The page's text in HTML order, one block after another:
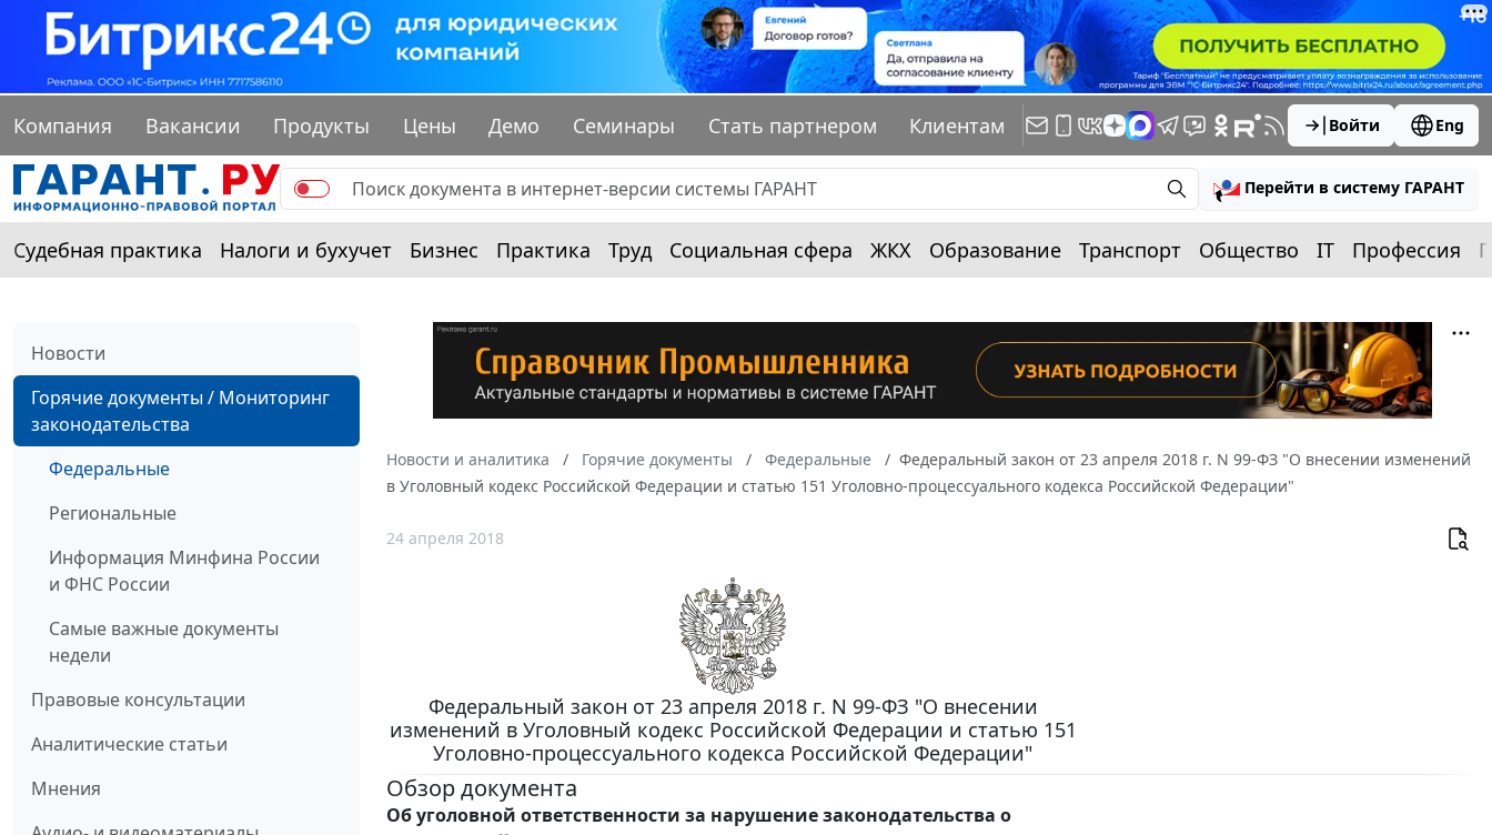
Компания Вакансии Продукты Цены Демо Семинары Стать партнером Клиентам Войти Eng
Перейти в систему ГАРАНТ
Судебная практика Налоги и бухучет Бизнес Практика Труд Социальная сфера ЖКХ Образование Транспорт Общество IT Профессия
Новости
Горячие документы / Мониторинг
законодательства
Федеральные
Региональные
Информация Минфина России
и ФНС России
Самые важные документы
недели
Правовые консультации
Аналитические статьи
Мнения
Новости и аналитика Горячие документы Федеральные
Федеральный закон от 23 апреля 2018 г. N 99-ФЗ "О внесении изменений
в Уголовный кодекс Российской Федерации и статью 151 Уголовно-процессуального кодекса Российской Федерации"
24 апреля 2018
Федеральный закон от 23 апреля 2018 г. N 99-ФЗ "О внесении
изменений в Уголовный кодекс Российской Федерации и статью 151
Уголовно-процессуального кодекса Российской Федерации"
Обзор документа
Об уголовной ответственности за нарушение законодательства о